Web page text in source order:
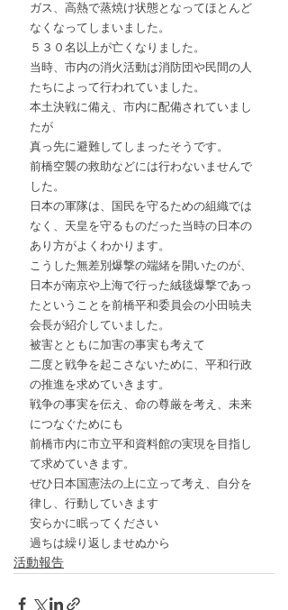
ガス、高熱で蒸焼け状態となってほとんど
なくなってしまいました。
５３０名以上が亡くなりました。
当時、市内の消火活動は消防団や民間の人
たちによって行われていました。
本土決戦に備え、市内に配備されていまし
たが
真っ先に避難してしまったそうです。
前橋空襲の救助などには行わないませんで
した。
日本の軍隊は、国民を守るための組織では
なく、天皇を守るものだった当時の日本の
あり方がよくわかります。
こうした無差別爆撃の端緒を開いたのが、
日本が南京や上海で行った絨毯爆撃であっ
たということを前橋平和委員会の小田暁夫
会長が紹介していました。
被害とともに加害の事実も考えて
二度と戦争を起こさないために、平和行政
の推進を求めていきます。
戦争の事実を伝え、命の尊厳を考え、未来
につなぐためにも
前橋市内に市立平和資料館の実現を目指し
て求めていきます。
ぜひ日本国憲法の上に立って考え、自分を
律し、行動していきます
安らかに眠ってください
過ちは繰り返しませぬから
活動報告